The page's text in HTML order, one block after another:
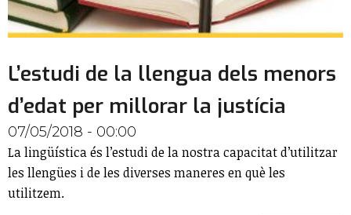
L’estudi de la llengua dels menors
d’edat per millorar la justícia
07/05/2018 - 00:00
La lingüística és l’estudi de la nostra capacitat d’utilitzar
les llengües i de les diverses maneres en què les
utilitzem.